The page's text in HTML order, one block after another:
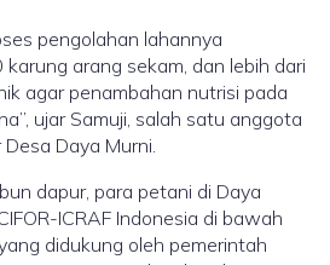
pengolahan lahannya
arang sekam, dan lebih dari
agar penambahan nutrisi pada
ujar Samuji, salah satu anggota
Daya Murni.
dapur, para petani di Daya
ICRAF Indonesia di bawah
didukung oleh pemerintah